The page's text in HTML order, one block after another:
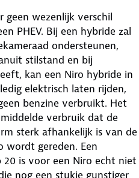
wezenlijk verschil
PHEV. Bij een hybride zal
ondersteunen,
stilstand en bij
kan een Niro hybride in
elektrisch laten rijden,
benzine verbruikt. Het
verbruik dat de
sterk afhankelijk is van de
wordt gereden. Een
20 is voor een Niro echt niet
nog een stukje gunstiger